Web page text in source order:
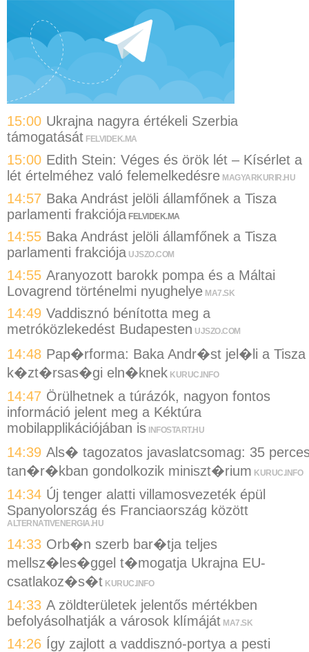
15:00 Ukrajna nagyra értékeli Szerbia
támogatását FELVIDEK.MA
15:00 Edith Stein: Véges és örök lét – Kísérlet a
lét értelméhez való felemelkedésre MAGYARKURIR.HU
14:57 Baka Andrást jelöli államfőnek a Tisza
parlamenti frakciója FELVIDEK.MA
14:55 Baka Andrást jelöli államfőnek a Tisza
parlamenti frakciója UJSZO.COM
14:55 Aranyozott barokk pompa és a Máltai
Lovagrend történelmi nyughelye MA7.SK
14:49 Vaddisznó bénította meg a
metróközlekedést Budapesten UJSZO.COM
14:48 Pap�rforma: Baka Andr�st jel�li a Tisza
k�zt�rsas�gi eln�knek KURUC.INFO
14:47 Örülhetnek a túrázók, nagyon fontos
információ jelent meg a Kéktúra
mobilapplikációjában is INFOSTART.HU
14:39 Als� tagozatos javaslatcsomag: 35
tan�r�kban gondolkozik miniszt�rium KURUC.INFO
14:34 Új tenger alatti villamosvezeték épül
Spanyolország és Franciaország között
ALTERNATIVENERGIA.HU
14:33 Orb�n szerb bar�tja teljes
mellsz�les�ggel t�mogatja Ukrajna EU-
csatlakoz�s�t KURUC.INFO
14:33 A zöldterületek jelentős mértékben
befolyásolhatják a városok klímáját MA7.SK
14:26 Így zajlott a vaddisznó-portya a pesti